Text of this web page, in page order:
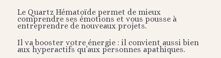
Le Quartz Hématoïde permet de mieux
comprendre ses émotions et vous pousse à
entreprendre de nouveaux projets.
Il va booster votre énergie : il convient aussi bien
aux hyperactifs qu’aux personnes apathiques.